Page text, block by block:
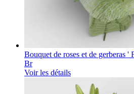
Bouquet de roses et de gerberas '
Br
Voir les détails